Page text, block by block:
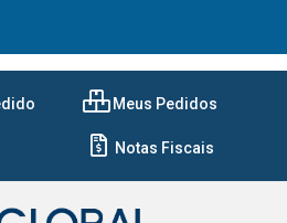
Meus Pedidos
Notas Fiscais